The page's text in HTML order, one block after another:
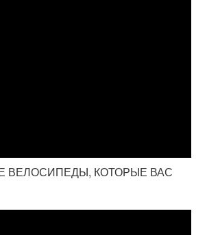
ВЕЛОСИПЕДЫ, КОТОРЫЕ ВАС